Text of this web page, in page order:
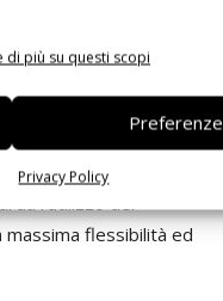
di più su questi scopi
Preferenze
Privacy Policy
L'accelerazione
dei contenuti
Audio. Tutti i display
a +5
è stato previsto per
a 3 uscite Usb 2.0
l’utilizzo del
flessibilità ed